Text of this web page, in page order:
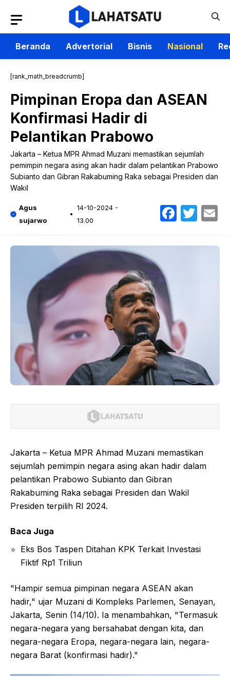
isi
Beranda
Advertorial Bisnis Nasional
[rank_math_breadcrumb]
Pimpinan Eropa dan ASEAN
Konfirmasi Hadir di
Pelantikan Prabowo
Jakarta – Ketua MPR Ahmad Muzani memastikan sejumlah
pemimpin negara asing akan hadir dalam pelantikan Prabowo
Subianto dan Gibran Rakabuming Raka sebagai Presiden dan
Wakil
Agus
sujarwo
14-10-2024 -
13.00
Jakarta – Ketua MPR Ahmad Muzani memastikan
sejumlah pemimpin negara asing akan hadir dalam
pelantikan Prabowo Subianto dan Gibran
Rakabuming Raka sebagai Presiden dan Wakil
Presiden terpilih RI 2024.
Baca Juga
Eks Bos Taspen Ditahan KPK Terkait Investasi
Fiktif Rp1 Triliun
"Hampir semua pimpinan negara ASEAN akan
hadir," ujar Muzani di Kompleks Parlemen, Senayan,
Jakarta, Senin (14/10). Ia menambahkan, "Termasuk
negara-negara yang bersahabat dengan kita, dan
negara-negara Eropa, negara-negara lain, negara-
negara Barat (konfirmasi hadir)."